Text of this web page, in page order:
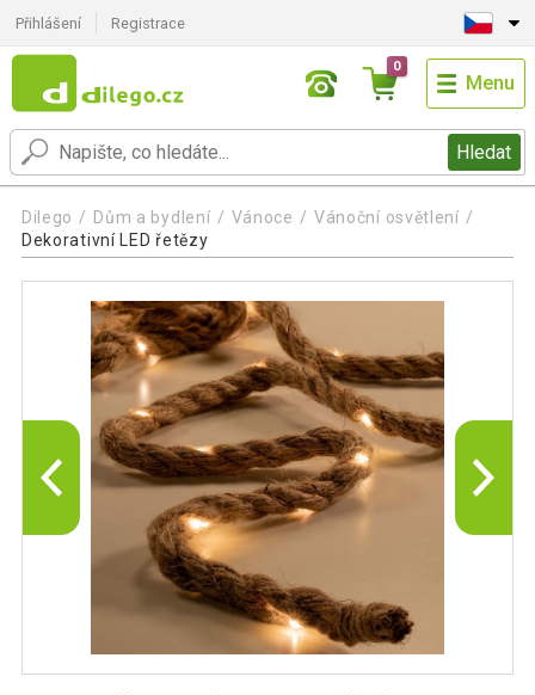
Přihlášení Registrace
Hledat
0
Menu
Dilego Dům a bydlení Vánoce
Vánoční osvětlení
Dekorativní LED řetězy